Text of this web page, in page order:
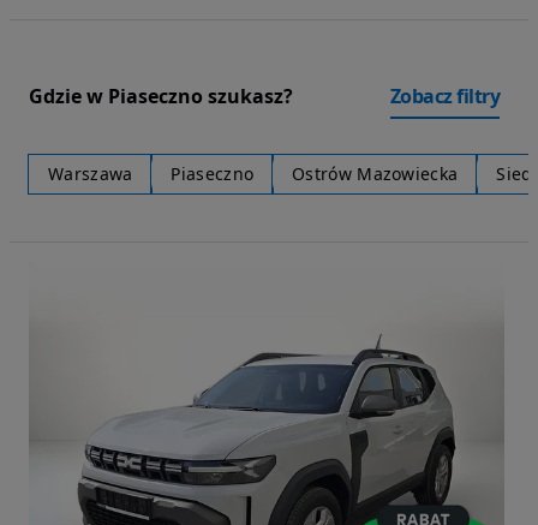
Gdzie w Piaseczno szukasz? Zobacz filtry
Warszawa Piaseczno Ostrów Mazowiecka